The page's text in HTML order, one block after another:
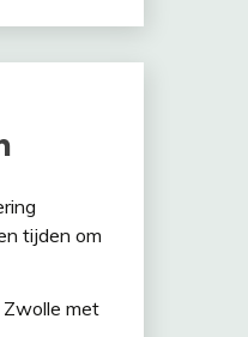
tijden om
met